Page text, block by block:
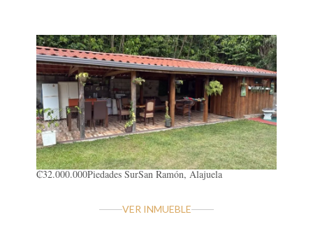
₡32.000.000Piedades SurSan Ramón, Alajuela
VER INMUEBLE